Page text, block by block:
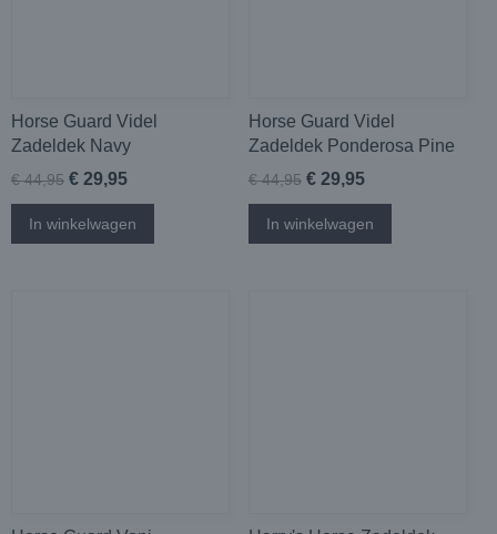
Horse Guard Videl
Zadeldek Navy
€ 44,95 € 29,95
In winkelwagen
Horse Guard Videl
Zadeldek Ponderosa Pine
€ 44,95 € 29,95
In winkelwagen